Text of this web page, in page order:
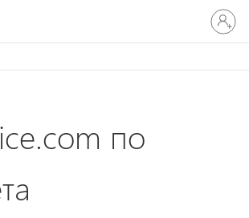
Влезте
във
вашия
по